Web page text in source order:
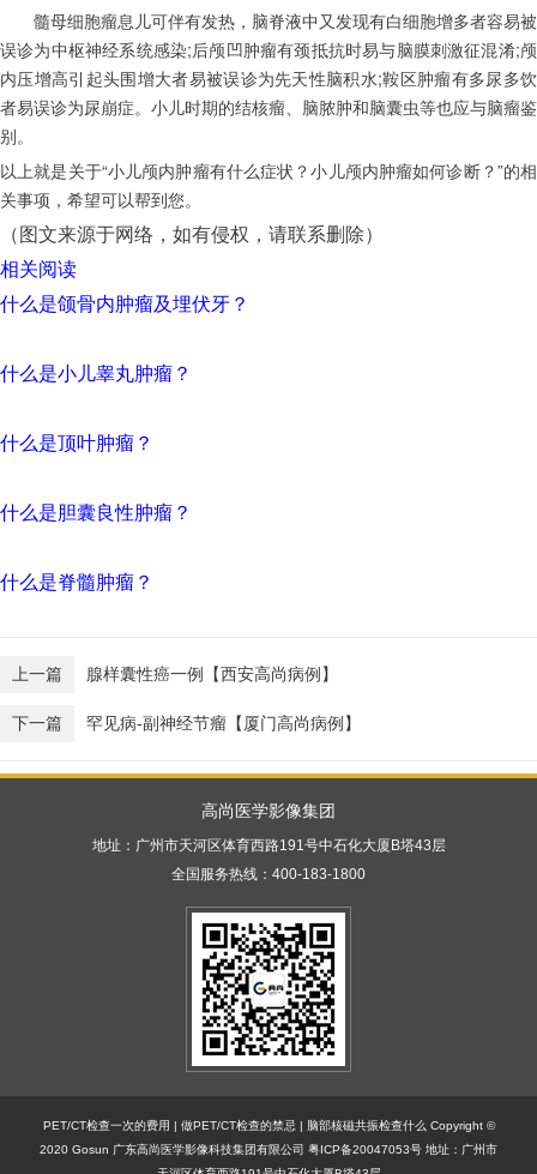
髓母细胞瘤息儿可伴有发热，脑脊液中又发现有白细胞增多者容易被
误诊为中枢神经系统感染;后颅凹肿瘤有颈抵抗时易与脑膜刺激征混淆;颅
内压增高引起头围增大者易被误诊为先天性脑积水;鞍区肿瘤有多尿多饮
者易误诊为尿崩症。小儿时期的结核瘤、脑脓肿和脑囊虫等也应与脑瘤鉴
别。
以上就是关于“小儿颅内肿瘤有什么症状？小儿颅内肿瘤如何诊断？”的相
关事项，希望可以帮到您。
（图文来源于网络，如有侵权，请联系删除）
相关阅读
什么是颌骨内肿瘤及埋伏牙？
什么是小儿睾丸肿瘤？
什么是顶叶肿瘤？
什么是胆囊良性肿瘤？
什么是脊髓肿瘤？
上一篇 腺样囊性癌一例【西安高尚病例】
下一篇 罕见病-副神经节瘤【厦门高尚病例】
高尚医学影像集团
地址：广州市天河区体育西路191号中石化大厦B塔43层
全国服务热线：400-183-1800
PET/CT检查一次的费用 | 做PET/CT检查的禁忌| 脑部核磁共振检查什么 Copyright ©
2020 Gosun 广东高尚医学影像科技集团有限公司 粤ICP备20047053号 地址：广州市